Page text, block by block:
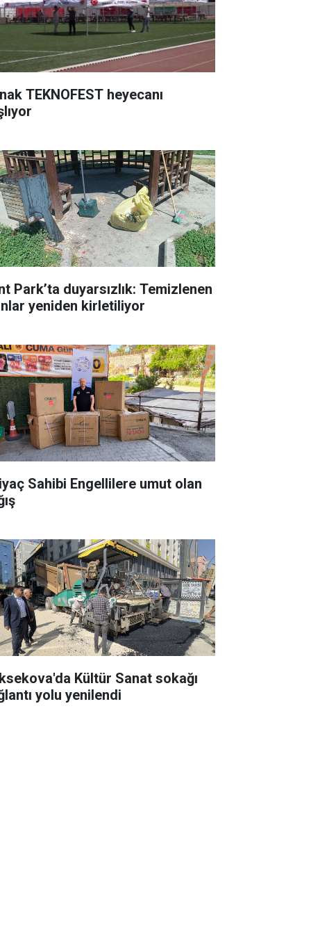
TEKNOFEST heyecanı
Park’ta duyarsızlık: Temizlenen
yeniden kirletiliyor
Sahibi Engellilere umut olan
Kültür Sanat sokağı
yolu yenilendi